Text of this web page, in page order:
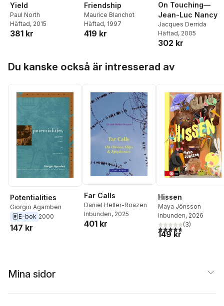
Yield
Paul North
Häftad, 2015
381 kr
Friendship
Maurice Blanchot
Häftad, 1997
419 kr
On Touching—
Jean-Luc Nancy
Jacques Derrida
Häftad, 2005
302 kr
Du kanske också är intresserad av
Potentialities
Giorgio Agamben
E-bok 2000
147 kr
Far Calls
Daniel Heller-Roazen
Inbunden, 2025
401 kr
Hissen
Maya Jönsson
Inbunden, 2026
4,7utav 5 stjärnor.
(3)
149 kr
Mina sidor